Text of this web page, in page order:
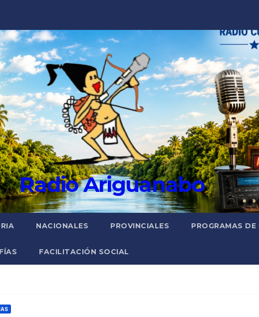
Radio Ariguanabo
NACIONALES PROVINCIALES PROGRAMAS DE
FACILITACIÓN SOCIAL